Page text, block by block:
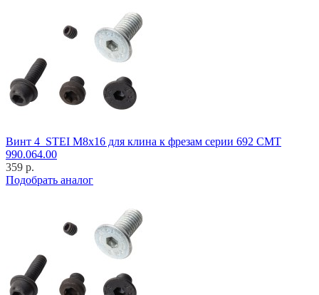
Винт 4_STEI M8x16 для клина к фрезам серии 692 CMT
990.064.00
359 р.
Подобрать аналог